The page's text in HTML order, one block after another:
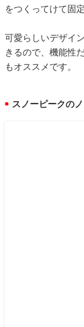
をつくってけて固
可愛らしいデザイ
きるので、機能性
もオススメです。
■ スノーピークの